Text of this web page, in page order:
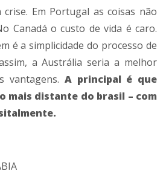
Em Portugal as coisas não
Canadá o custo de vida é caro.
é a simplicidade do processo de
a Austrália seria a melhor
vantagens. A principal é que
mais distante do brasil – com